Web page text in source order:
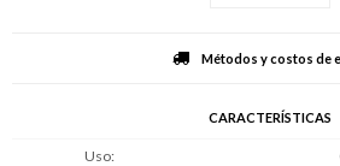
Métodos y costos de
CARACTERÍSTICAS
Uso